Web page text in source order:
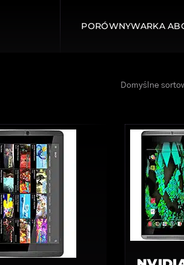
PORÓWNYWARKA